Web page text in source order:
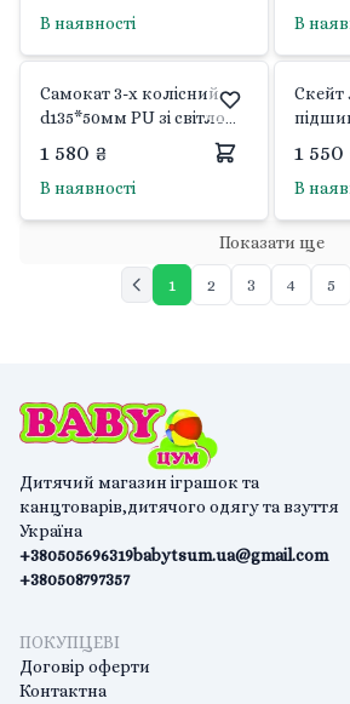
дискові гальма MS-84116
В наявності
задні
В
Самокат 3-х колісний
d135*50мм PU зі світлом
блакитний з ліхтариком
у коробці SK20166
Scooter
1 580 ₴
В наявності
Скейт
1 550
В
Показати ще
1 2 3 4 5
Дитячий магазин іграшок та
канцтоварів,дитячого одягу та взуття
Україна
+380505696319
+380508797357
babytsum.ua@gmail.com
ПОКУПЦЕВІ
Договір оферти
Контактна